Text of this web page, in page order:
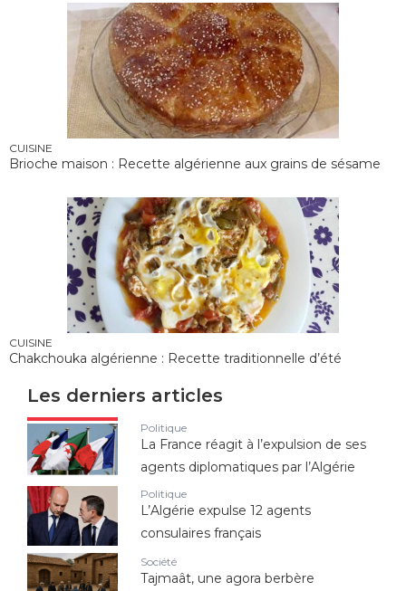
CUISINE
Brioche maison : Recette algérienne aux grains de sésame
CUISINE
Chakchouka algérienne : Recette traditionnelle d’été
Les derniers articles
Politique
La France réagit à l’expulsion de ses
agents diplomatiques par l’Algérie
Politique
L’Algérie expulse 12 agents
consulaires français
Société
Tajmaât, une agora berbère